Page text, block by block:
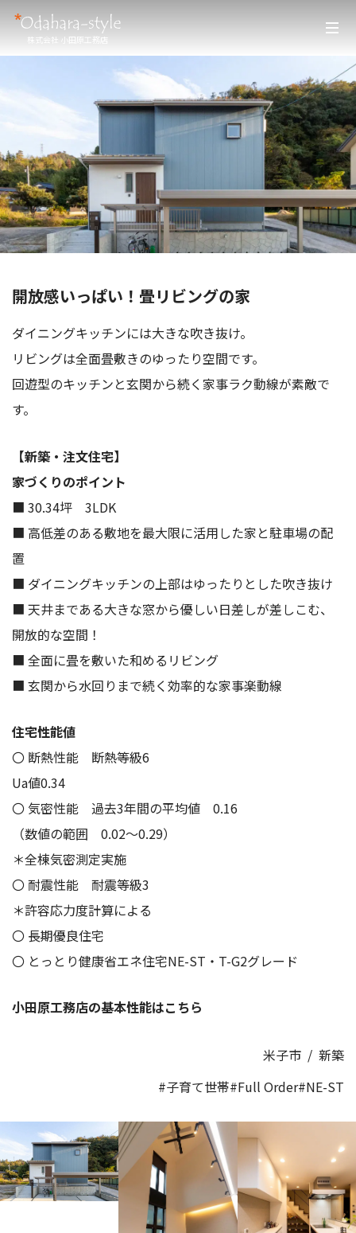
株式会社 小田原工務店
開放感いっぱい！畳リビングの家
ダイニングキッチンには大きな吹き抜け。
リビングは全面畳敷きのゆったり空間です。
回遊型のキッチンと玄関から続く家事ラク動線が素敵で
す。
【新築・注文住宅】
家づくりのポイント
■ 30.34坪 3LDK
■ 高低差のある敷地を最大限に活用した家と駐車場の配
置
■ ダイニングキッチンの上部はゆったりとした吹き抜け
■ 天井まである大きな窓から優しい日差しが差しこむ、
開放的な空間！
■ 全面に畳を敷いた和めるリビング
■ 玄関から水回りまで続く効率的な家事楽動線
住宅性能値
〇 断熱性能 断熱等級6
Ua値0.34
〇 気密性能 過去3年間の平均値 0.16
（数値の範囲 0.02～0.29）
＊全棟気密測定実施
〇 耐震性能 耐震等級3
＊許容応力度計算による
〇 長期優良住宅
〇 とっとり健康省エネ住宅NE-ST・T-G2グレード
小田原工務店の基本性能はこちら
米子市 / 新築
#子育て世帯#Full Order#NE-ST